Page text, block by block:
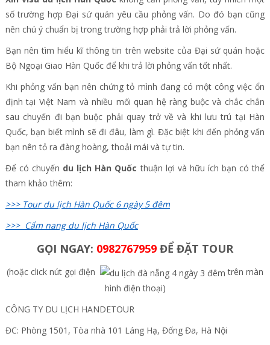
số trường hợp Đại sứ quán yêu cầu phỏng vấn. Do đó bạn cũng
nên chú ý chuẩn bị trong trường hợp phải trả lời phỏng vấn.
Bạn nên tìm hiểu kĩ thông tin trên website của Đại sứ quán hoặc
Bộ Ngoại Giao Hàn Quốc để khi trả lời phỏng vấn tốt nhất.
Khi phỏng vấn bạn nên chứng tỏ mình đang có một công việc ổn
định tại Việt Nam và nhiều mối quan hệ ràng buộc và chắc chắn
sau chuyến đi bạn buộc phải quay trở về và khi lưu trú tại Hàn
Quốc, bạn biết mình sẽ đi đâu, làm gì. Đặc biệt khi đến phỏng vấn
bạn nên tỏ ra đàng hoàng, thoải mái và tự tin.
Để có chuyến du lịch Hàn Quốc thuận lợi và hữu ích bạn có thể
tham khảo thêm:
>>> Tour du lịch Hàn Quốc 6 ngày 5 đêm
>>> Cẩm nang du lịch Hàn Quốc
GỌI NGAY: 0982767959 ĐỂ ĐẶT TOUR
(hoặc click nút gọi điện
trên màn
hình điện thoại)
CÔNG TY DU LỊCH HANDETOUR
ĐC: Phòng 1501, Tòa nhà 101 Láng Hạ, Đống Đa, Hà Nội